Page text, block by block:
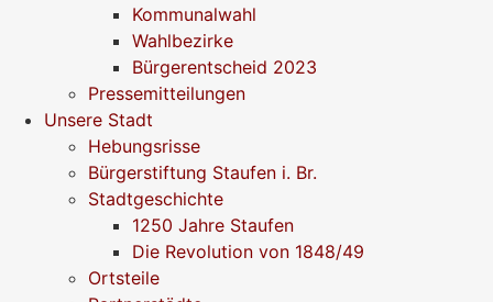
Kommunalwahl
Wahlbezirke
Bürgerentscheid 2023
Pressemitteilungen
Unsere Stadt
Hebungsrisse
Bürgerstiftung Staufen i. Br.
Stadtgeschichte
1250 Jahre Staufen
Die Revolution von 1848/49
Ortsteile